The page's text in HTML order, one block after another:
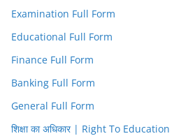
Examination Full Form
Educational Full Form
Finance Full Form
Banking Full Form
General Full Form
शिक्षा का अधिकार | Right To Education